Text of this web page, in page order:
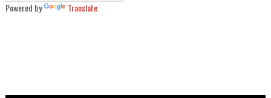
Powered by Translate